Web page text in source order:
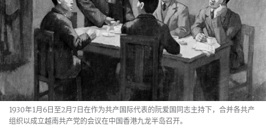
1930年1月6日至2月7日在作为共产国际代表的阮爱国同志主持下，合并各共产
组织以成立越南共产党的会议在中国香港九龙半岛召开。